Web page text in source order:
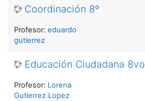
Coordinación 8º
Profesor: eduardo
gutierrez
Educación Ciudadana 8vo
Profesor: Lorena
Gutierrez Lopez